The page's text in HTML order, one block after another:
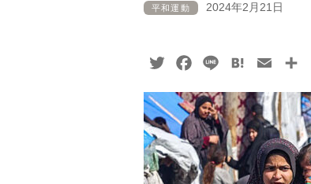
平和運動 2024年2月21日
TwitterFacebook
Line HatenaEmail